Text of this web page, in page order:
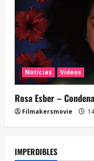
Noticias Videos
Rosa Esber – Condena
Filmakersmovie
IMPERDIBLES